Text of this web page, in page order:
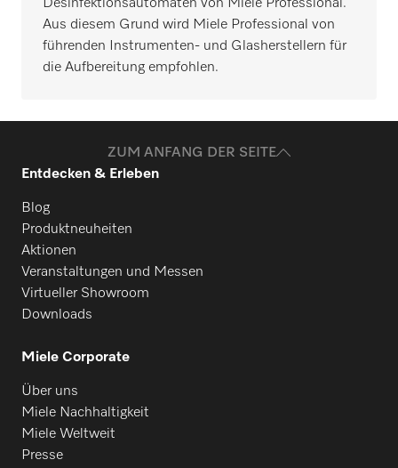
Desinfektionsautomaten von Miele Professional.
Aus diesem Grund wird Miele Professional von
führenden Instrumenten- und Glasherstellern für
die Aufbereitung empfohlen.
ZUM ANFANG DER SEITE
Entdecken & Erleben
Blog
Produktneuheiten
Aktionen
Veranstaltungen und Messen
Virtueller Showroom
Downloads
Miele Corporate
Über uns
Miele Nachhaltigkeit
Miele Weltweit
Presse